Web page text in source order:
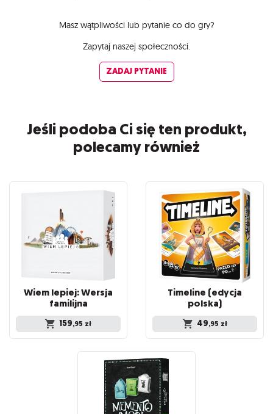
Masz wątpliwości lub pytanie co do gry?
Zapytaj naszej społeczności.
ZADAJ PYTANIE
Jeśli podoba Ci się ten produkt,
polecamy również
Wiem lepiej: Wersja
familijna
159,95 zł
Timeline (edycja
polska)
49,95 zł